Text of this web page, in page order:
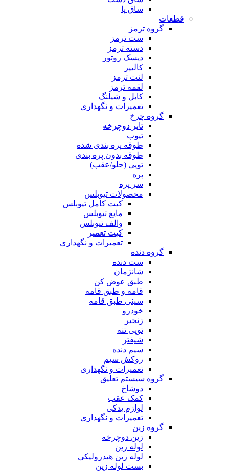
ساق پا
قطعات
گروه ترمز
ست ترمز
دسته ترمز
دیسک روتور
کالیپر
لنت ترمز
لقمه ترمز
کابل و شیلنگ
تعمیرات و نگهداری
گروه چرخ
تایر دوچرخه
تیوب
طوقه پره بندی شده
طوقه بدون پره بندی
توپی (جلو/عقب)
پره
سر پره
محصولات تیوبلس
کیت کامل تیوبلس
مایع تیوبلس
والف تیوبلس
کیت تعمیر
تعمیرات و نگهداری
گروه دنده
ست دنده
شانژمان
طبق عوض کن
قامه و طبق قامه
سینی طبق قامه
خودرو
زنجیر
توپی تنه
شیفتر
سیم دنده
روکش سیم
تعمیرات و نگهداری
گروه سیستم تعلیق
دوشاخ
کمک عقب
لوازم یدکی
تعمیرات و نگهداری
گروه زین
زین دوچرخه
لوله زین
لوله زین هیدرولیکی
بست لوله زین